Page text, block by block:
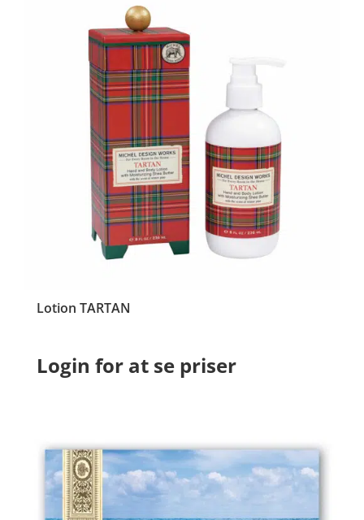
Lotion TARTAN
Login for at se priser